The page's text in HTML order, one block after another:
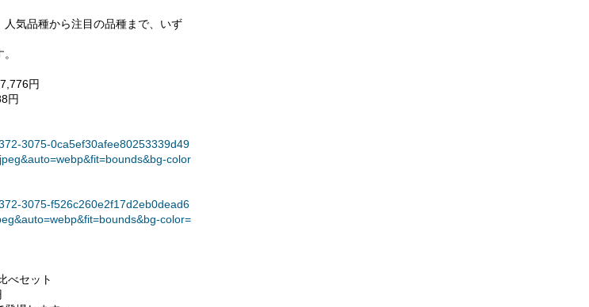
気品種から注目の品種まで、いず
円
円
3075-0ca5ef30afee80253339d49
color
3075-f526c260e2f17d2eb0dead6
color=
べセット